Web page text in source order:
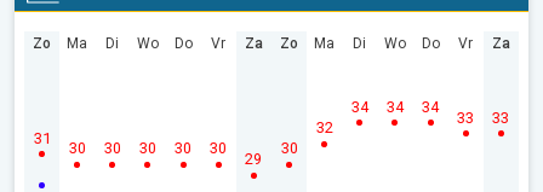
Zo
31
Ma
30
Di
30
Wo
30
Do
30
Vr
30
Za
29
Zo
30
Ma
32
Di
34
Wo
34
Do
34
Vr
33
Za
33